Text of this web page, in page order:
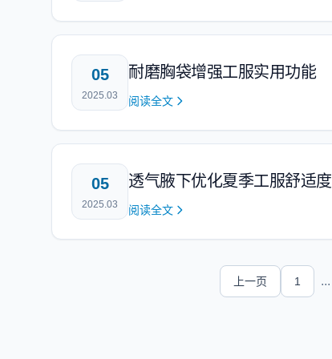
05
2025.03
耐磨胸袋增强工服实用功能
阅读全文
05
2025.03
透气腋下优化夏季工服舒适度
阅读全文
上一页 1 ...